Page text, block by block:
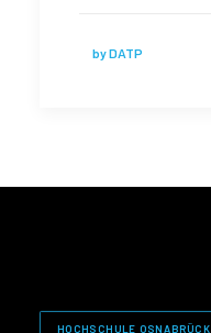
by DATP
HOCHSCHULE OSNABRÜCK